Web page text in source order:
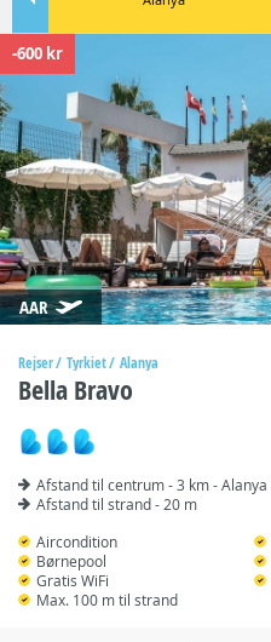
-600 kr
AAR
Rejser Tyrkiet Alanya
Bella Bravo
Afstand til centrum - 3 km - Alanya
Afstand til strand - 20 m
Aircondition
Børnepool
Gratis WiFi
Max. 100 m til strand